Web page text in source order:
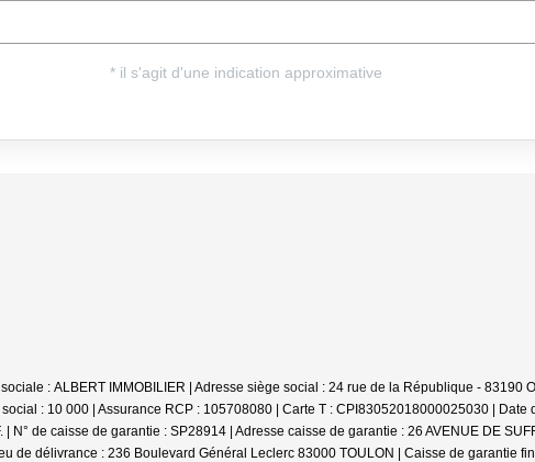
: ALBERT IMMOBILIER | Adresse siège social : 24 rue de la République - 83190
: 10 000 | Assurance RCP : 105708080 | Carte T : CPI83052018000025030 |
de caisse de garantie : SP28914 | Adresse caisse de garantie : 26 AVENUE DE
de délivrance : 236 Boulevard Général Leclerc 83000 TOULON | Caisse de garantie